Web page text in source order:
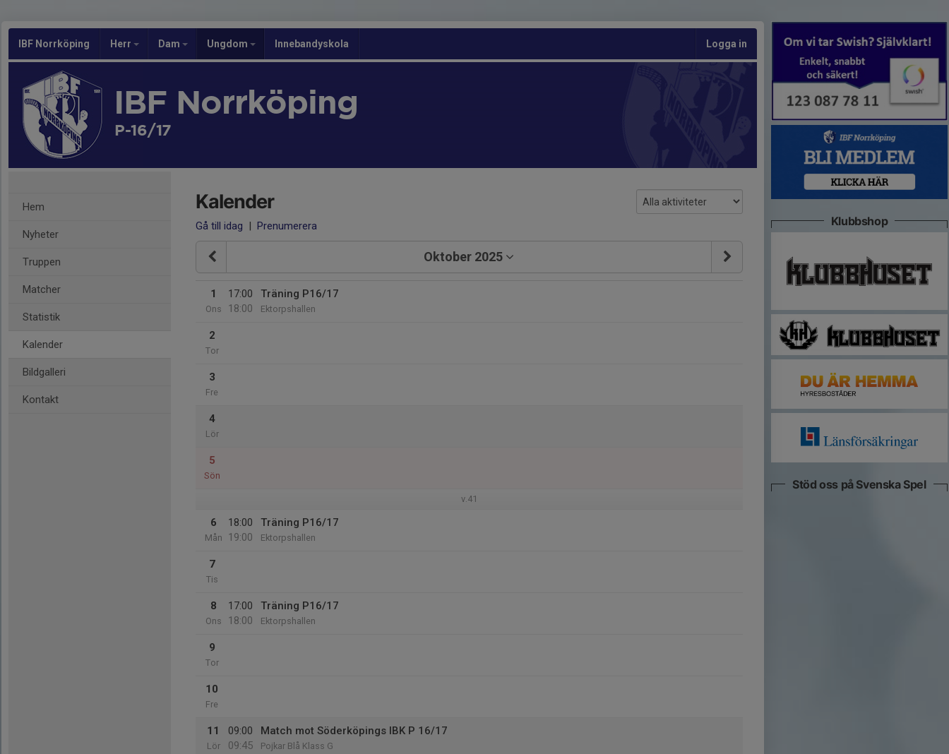
IBF Norrköping Herr Dam Ungdom Innebandyskola Logga in
IBF Norrköping
P-16/17
Hem
Nyheter
Truppen
Matcher
Statistik
Kalender
Bildgalleri
Kontakt
Kalender
Gå till idag | Prenumerera
Oktober 2025
1
Ons
17:00
18:00
Träning P16/17
Ektorpshallen
2
Tor
3
Fre
4
Lör
5
Sön
v.41
6
Mån
18:00
19:00
Träning P16/17
Ektorpshallen
7
Tis
8
Ons
17:00
18:00
Träning P16/17
Ektorpshallen
9
Tor
10
Fre
11
Lör
09:00
09:45
Match mot Söderköpings IBK P 16/17
Pojkar Blå Klass G
Klubbshop
Stöd oss på Svenska Spel